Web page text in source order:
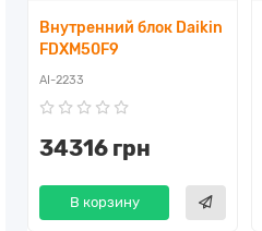
Внутренний блок Daikin
FDXM50F9
AI-2233
34316 грн
В корзину